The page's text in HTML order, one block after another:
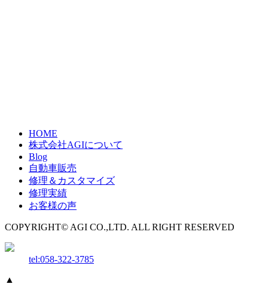
HOME
株式会社AGIについて
Blog
自動車販売
修理＆カスタマイズ
修理実績
お客様の声
COPYRIGHT© AGI CO.,LTD. ALL RIGHT RESERVED
tel:058-322-3785
▲